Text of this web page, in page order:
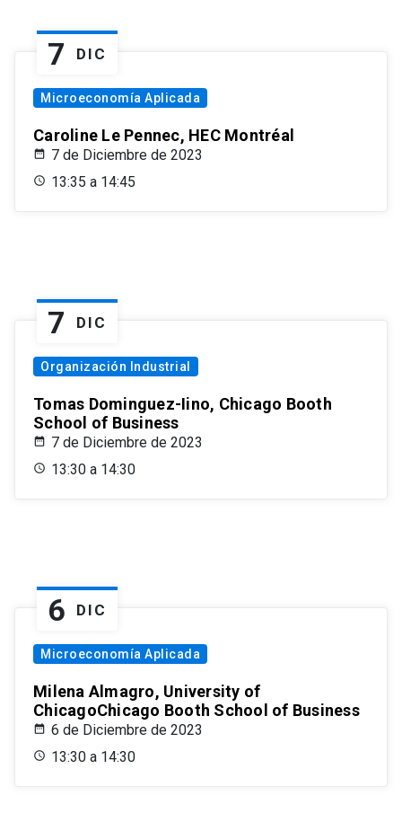
7 DIC
Microeconomía Aplicada
Caroline Le Pennec, HEC Montréal
7 de Diciembre de 2023
13:35 a 14:45
7 DIC
Organización Industrial
Tomas Dominguez-Iino, Chicago Booth
School of Business
7 de Diciembre de 2023
13:30 a 14:30
6 DIC
Microeconomía Aplicada
Milena Almagro, University of
ChicagoChicago Booth School of Business
6 de Diciembre de 2023
13:30 a 14:30